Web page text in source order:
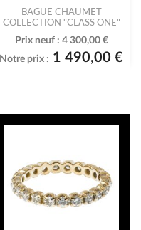
BAGUE CHAUMET
COLLECTION "CLASS ONE"
Prix neuf : 4 300,00 €
Notre prix : 1 490,00 €